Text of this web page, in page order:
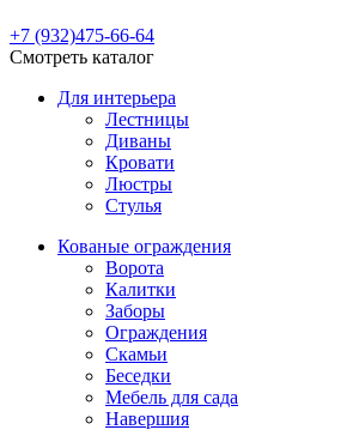
+7 (932)475-66-64
Смотреть каталог
Для интерьера
Лестницы
Диваны
Кровати
Люстры
Стулья
Кованые ограждения
Ворота
Калитки
Заборы
Ограждения
Скамьи
Беседки
Мебель для сада
Навершия